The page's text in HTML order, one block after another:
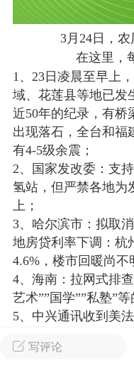
美业357 芯
师 小熊水光
脂
卡卡动能素
建术
DRYY面膜
爆款平台 Lv.8 靓号
26 23:18
电脑端 美业资讯
闪充小白罐
本/双效闪充，养出紧
充小白罐 = 闪充大白
产品）×极光嫩肤啫
护...写评论
3月24日，农
在这里，
1、23日凌晨至早上
域、花莲县等地已发
近50年的纪录，有桥
出现落石，全台和福
有4-5级余震；
2、国家发改委：支
氢站，但严禁各地为
上；
3、哈尔滨市：拟取
地房贷利率下调：杭
4.6%，楼市回暖尚不
4、海南：拉网式排
艺术””国学””私塾”
5、中兴通讯收到美
开盘涨停，港股股价